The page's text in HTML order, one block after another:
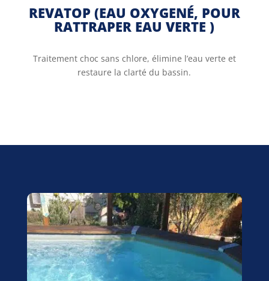
REVATOP (EAU OXYGENÉ, POUR
RATTRAPER EAU VERTE )
Traitement choc sans chlore, élimine l’eau verte et
restaure la clarté du bassin.